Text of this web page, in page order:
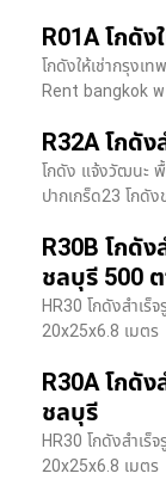
R01A โกดั
โกดังให้เช่ากรุงเ
Rent bangkok พ
R32A โกดั
โกดัง แจ้งวัฒนะ
ปากเกร็ด23 โกดั
R30B โกดัง
ชลบุรี 500
HR30 โกดังสำเร็
20x25x6.8 เมตร
R30A โกดัง
ชลบุรี
HR30 โกดังสำเร็
20x25x6.8 เมตร